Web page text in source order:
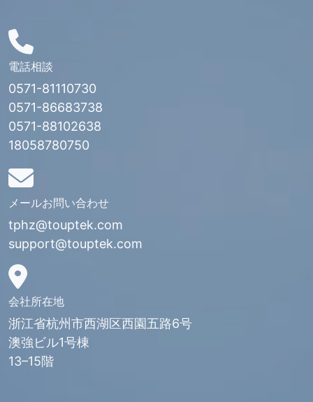
電話相談
0571-81110730
0571-86683738
0571-88102638
18058780750
メールお問い合わせ
tphz@touptek.com
support@touptek.com
会社所在地
浙江省杭州市西湖区西園五路6号
澳強ビル1号棟
13–15階